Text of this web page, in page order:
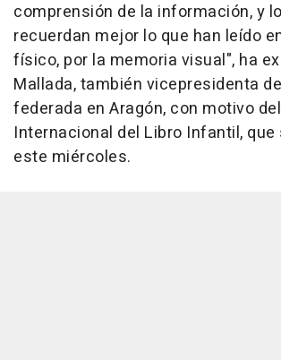
comprensión de la información, y
recuerdan mejor lo que han leído
físico, por la memoria visual", ha
Mallada, también vicepresidenta
federada en Aragón, con motivo
Internacional del Libro Infantil, que
este miércoles.